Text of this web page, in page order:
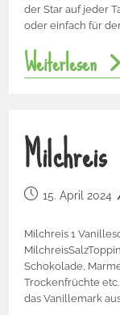
der Star auf jeder
oder einfach für
Weiterlesen
Milchreis
15. April 2024
Milchreis 1
Schokolade,
Trockenfrüchte
das Vanillemark